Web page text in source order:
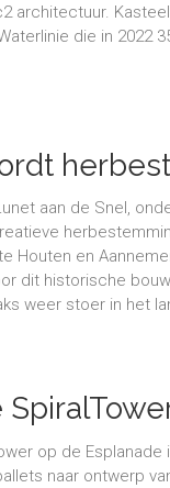
architectuur.
die in 2022
aan de Snel,
Houten en
dit historische
weer stoer in het
op de Esplanade
naar ontwerp